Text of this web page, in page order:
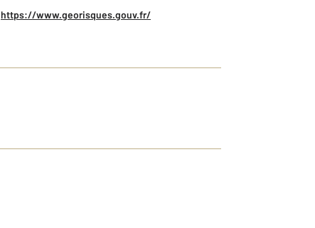
https://www.georisques.gouv.fr/